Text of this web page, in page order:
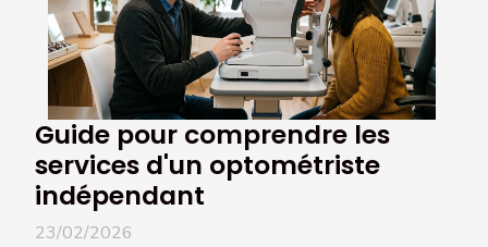
Guide pour comprendre les
services d'un optométriste
indépendant
23/02/2026